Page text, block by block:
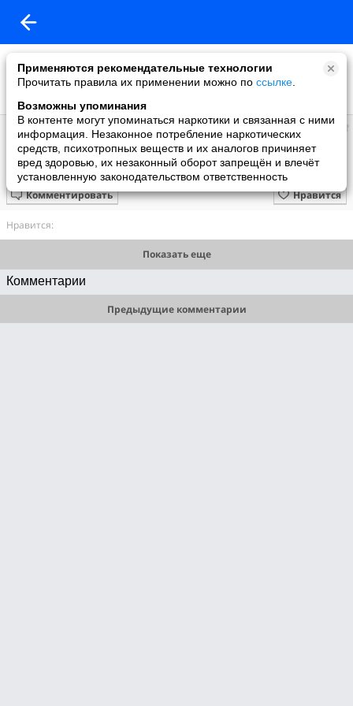
Применяются рекомендательные технологии
Прочитать правила их применении можно по ссылке
Возможны упоминания
В контенте могут упоминаться наркотики и связанная с ними
информация. Незаконное потребление наркотических
средств, психотропных веществ и их аналогов причиняет
вред здоровью, их незаконный оборот запрещён и влечёт
установленную законодательством ответственность
Галина Эдуардовна
добавила видео
18.08.2014
Ветераны Морской Авиации Лебяжье - Борки 2004
Нравится
Комментировать
Нравится:
Показать еще
Комментарии
Предыдущие комментарии